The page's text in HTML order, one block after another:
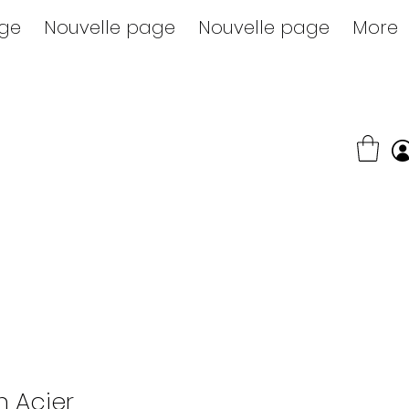
Nouvelle page Nouvelle page More
Acier